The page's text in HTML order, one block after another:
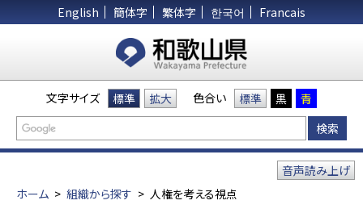
English 簡体字 繁体字 한국어 Francais
文字サイズ 標準 拡大 色合い 標準 黒 青
ホーム > 組織から探す > 人権を考える視点
音声読み上げ